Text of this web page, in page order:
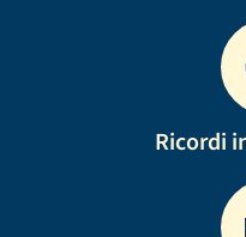
Ricordi